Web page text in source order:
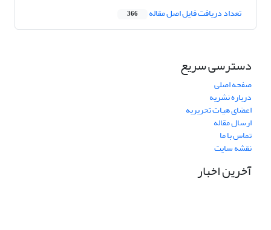
تعداد دریافت فایل اصل مقاله 366
دسترسی سریع
صفحه اصلی
درباره نشریه
اعضای هیات تحریریه
ارسال مقاله
تماس با ما
نقشه سایت
آخرین اخبار